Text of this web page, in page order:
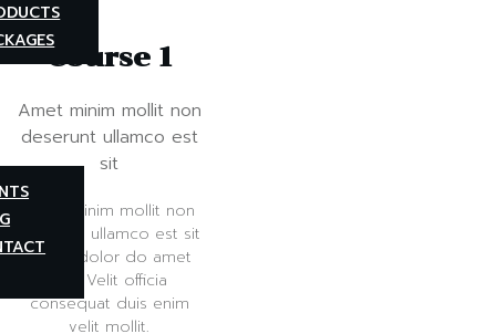
Course 1
Amet minim mollit non
deserunt ullamco est
sit
Amet minim mollit non
deserunt ullamco est sit
aliqua dolor do amet
sint. Velit officia
consequat duis enim
velit mollit.